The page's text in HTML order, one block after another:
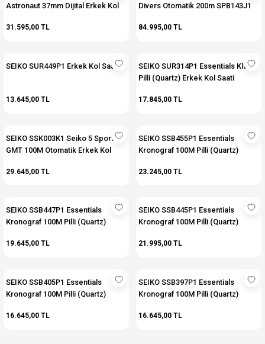
Astronaut 37mm Dijital Erkek Kol
31.595,00 TL
Divers Otomatik 200m SPB143J1
84.995,00 TL
SEIKO SUR449P1 Erkek Kol Saati
13.645,00 TL
SEIKO SUR314P1 Essentials Klasik
Pilli (Quartz) Erkek Kol Saati
17.845,00 TL
SEIKO SSK003K1 Seiko 5 Sport
GMT 100M Otomatik Erkek Kol
29.645,00 TL
SEIKO SSB455P1 Essentials
Kronograf 100M Pilli (Quartz)
23.245,00 TL
SEIKO SSB447P1 Essentials
Kronograf 100M Pilli (Quartz)
19.645,00 TL
SEIKO SSB445P1 Essentials
Kronograf 100M Pilli (Quartz)
21.995,00 TL
SEIKO SSB405P1 Essentials
Kronograf 100M Pilli (Quartz)
16.645,00 TL
SEIKO SSB397P1 Essentials
Kronograf 100M Pilli (Quartz)
16.645,00 TL